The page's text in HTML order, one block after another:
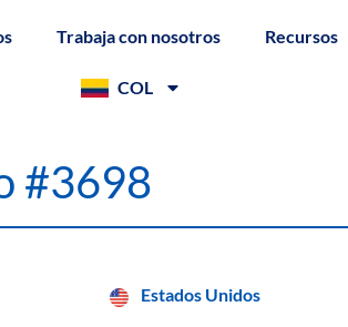
Trabaja con nosotros Recursos
COL
#3698
Estados Unidos